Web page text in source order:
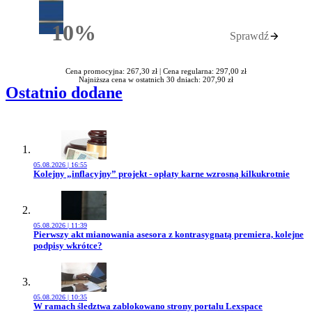
10%Rabatu Sprawdź
Cena promocyjna: 267,30 zł | Cena regularna: 297,00 zł
Najniższa cena w ostatnich 30 dniach: 207,90 zł
Ostatnio dodane
05.08.2026 | 16:55
Przejdź do artykułu:
Kolejny „inflacyjny” projekt - opłaty karne wzrosną kilkukrotnie
05.08.2026 | 11:39
Przejdź do artykułu:
Pierwszy akt mianowania asesora z kontrasygnatą premiera, kolejne
podpisy wkrótce?
05.08.2026 | 10:35
Przejdź do artykułu:
W ramach śledztwa zablokowano strony portalu Lexspace